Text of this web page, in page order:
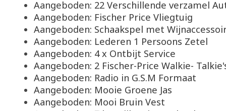
Aangeboden: 22 Verschillende verzamel
Aangeboden: Fischer Price Vliegtuig
Aangeboden: Schaakspel met
Aangeboden: Lederen 1 Persoons Zetel
Aangeboden: 4 x Ontbijt Service
Aangeboden: 2 Fischer-Price Walkie-
Aangeboden: Radio in G.S.M Formaat
Aangeboden: Mooie Groene Jas
Aangeboden: Mooi Bruin Vest